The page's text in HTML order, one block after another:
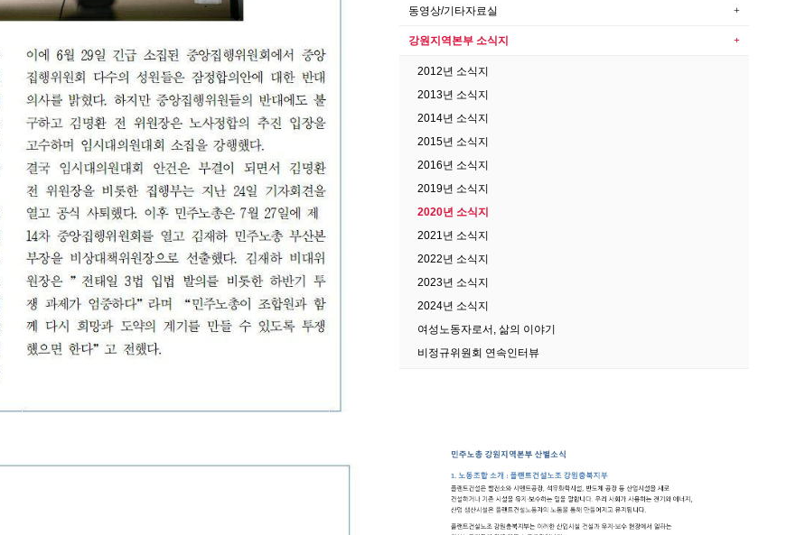
동영상/기타자료실
강원지역본부 소식지
2012년 소식지
2013년 소식지
2014년 소식지
2015년 소식지
2016년 소식지
2019년 소식지
2020년 소식지
2021년 소식지
2022년 소식지
2023년 소식지
2024년 소식지
여성노동자로서, 삶의 이야기
비정규위원회 연속인터뷰